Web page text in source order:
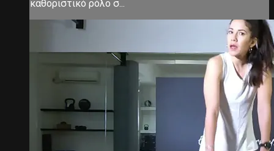
καθοριστικό ρόλο σ...